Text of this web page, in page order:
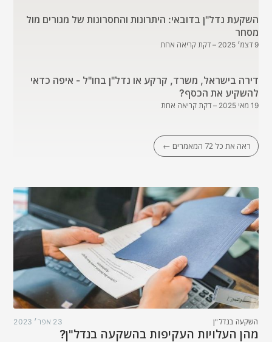
השקעת נדל"ן בדובאי: היתרונות והחסרונות של מגורים מול
מסחר
9 דצמ׳ 2025 – דקת קריאה אחת
דירה בישראל, משרד, קרקע או נדל"ן בחו"ל - איפה כדאי
להשקיע את הכסף?
19 מאי 2025 – דקת קריאה אחת
ראה את כל 72 המאמרים ←
השקעה בנדל"ן 23 אפר׳ 2023
מהן העלויות העקיפות בהשקעה בנדל"ן?